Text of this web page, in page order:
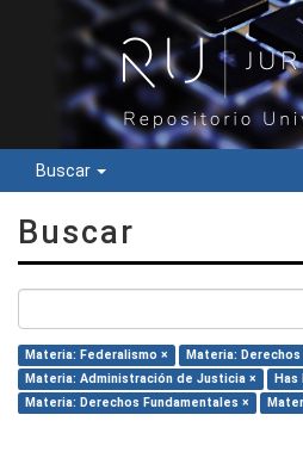
Buscar
Buscar
Materia: Federalismo ×
Materia: Derechos
Materia: Administración de Justicia ×
Has
Materia: Derechos Fundamentales ×